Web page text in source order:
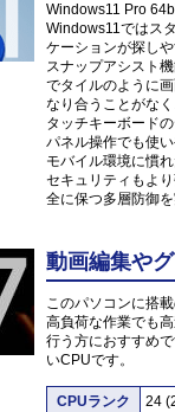
Windows11 Pro
Windows11ではス
ケーションが探しや
スナップアシスト
でタイルのように
なり合うことがな
タッチキーボード
パネル操作でも使
モバイル環境に慣
セキュリティもよ
全に保つ多層防御
動画編集や
このパソコンに搭
高負荷な作業でも
行う方におすすめ
いCPUです。
CPUランク
24